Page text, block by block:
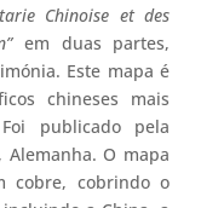
Chinoise et des
em duas partes,
Este mapa é
chineses mais
publicado pela
O mapa
cobre, cobrindo o